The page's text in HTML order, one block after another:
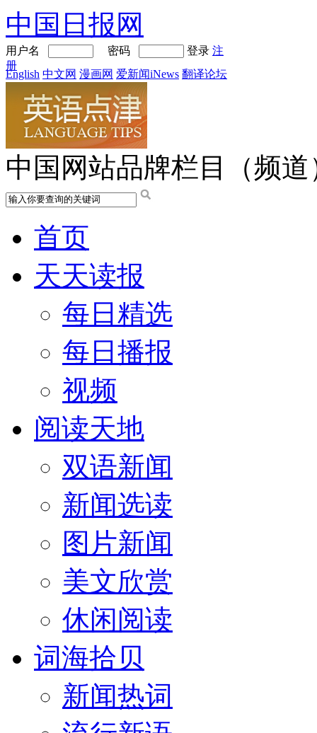
中国日报网
用户名 密码 登录 注
册
English 中文网 漫画网 爱新闻iNews 翻译论坛
中国网站品牌栏目（频道
首页
天天读报
每日精选
每日播报
视频
阅读天地
双语新闻
新闻选读
图片新闻
美文欣赏
休闲阅读
词海拾贝
新闻热词